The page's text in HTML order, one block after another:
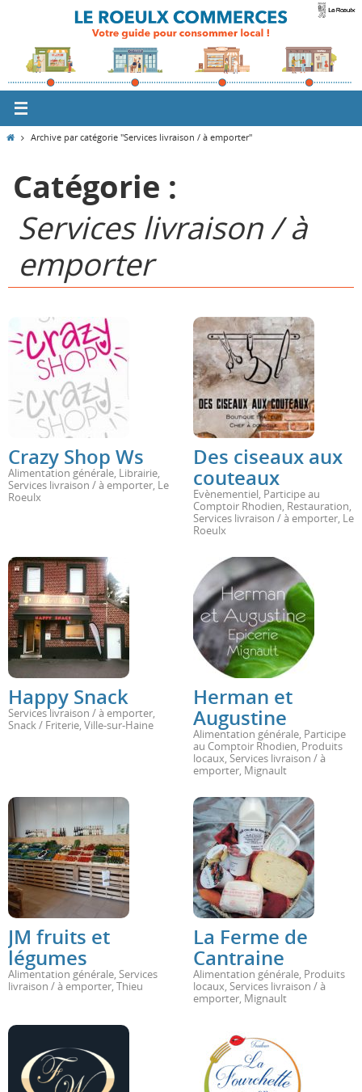
contenu
HomeArchive par catégorie "Services livraison / à emporter"
Catégorie :
Services livraison / à
emporter
Crazy Shop Ws
Alimentation générale, Librairie,
Services livraison / à emporter, Le
Roeulx
Des ciseaux aux
couteaux
Evènementiel, Participe au
Comptoir Rhodien, Restauration,
Services livraison / à emporter, Le
Roeulx
Happy Snack
Services livraison / à emporter,
Snack / Friterie, Ville-sur-Haine
Herman et
Augustine
Alimentation générale, Participe
au Comptoir Rhodien, Produits
locaux, Services livraison / à
emporter, Mignault
JM fruits et
légumes
Alimentation générale, Services
livraison / à emporter, Thieu
La Ferme de
Cantraine
Alimentation générale, Produits
locaux, Services livraison / à
emporter, Mignault